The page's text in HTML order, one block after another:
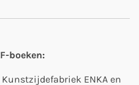
boeken:
ENKA en